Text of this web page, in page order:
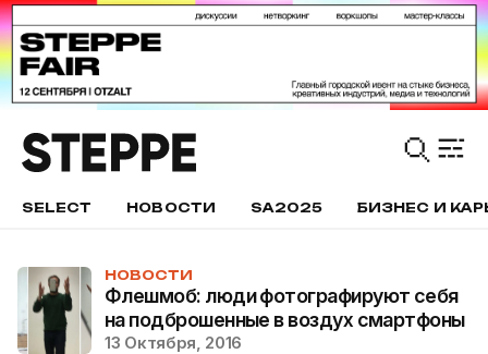
SELECT НОВОСТИ SA2025 БИЗНЕС И
НОВОСТИ
Флешмоб: люди фотографируют себя
на подброшенные в воздух смартфоны
13 Октября, 2016